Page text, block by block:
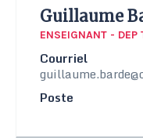
Guillaume
ENSEIGNANT - DEP
Courriel
Poste